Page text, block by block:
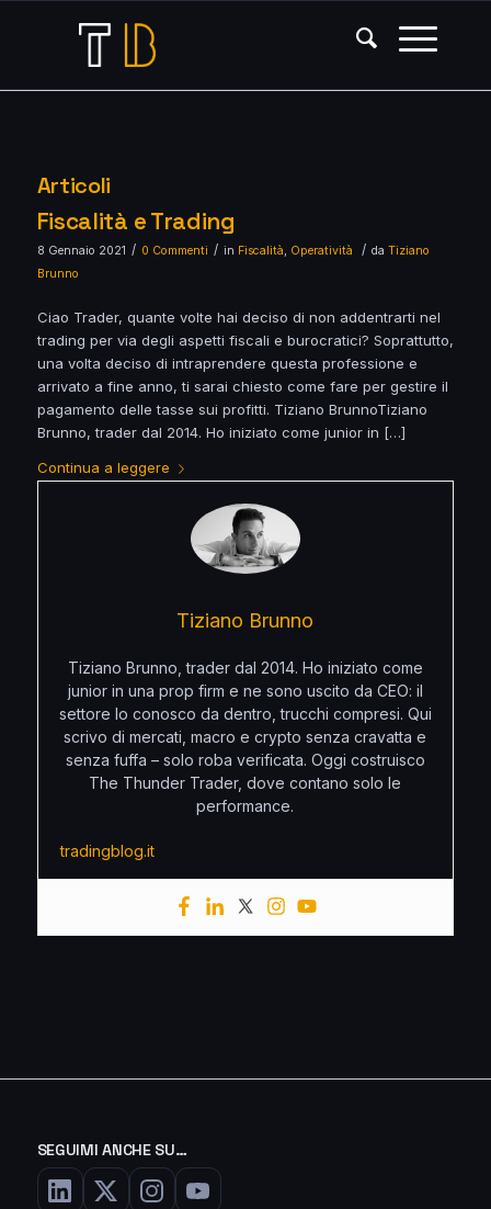
Articoli
Fiscalità e Trading
8 Gennaio 2021 / 0 Commenti / in Fiscalità, Operatività / da Tiziano
Brunno
Ciao Trader, quante volte hai deciso di non addentrarti nel
trading per via degli aspetti fiscali e burocratici? Soprattutto,
una volta deciso di intraprendere questa professione e
arrivato a fine anno, ti sarai chiesto come fare per gestire il
pagamento delle tasse sui profitti. Tiziano BrunnoTiziano
Brunno, trader dal 2014. Ho iniziato come junior in […]
Continua a leggere
Tiziano Brunno
Tiziano Brunno, trader dal 2014. Ho iniziato come
junior in una prop firm e ne sono uscito da CEO: il
settore lo conosco da dentro, trucchi compresi. Qui
scrivo di mercati, macro e crypto senza cravatta e
senza fuffa – solo roba verificata. Oggi costruisco
The Thunder Trader, dove contano solo le
performance.
tradingblog.it
SEGUIMI ANCHE SU…